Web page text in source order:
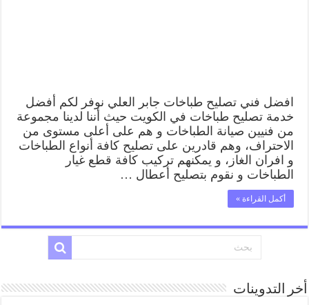
افضل فني تصليح طباخات جابر العلي نوفر لكم أفضل
خدمة تصليح طباخات في الكويت حيث أننا لدينا مجموعة
من فنيين صيانة الطباخات و هم على أعلى مستوى من
الاحتراف، وهم قادرين على تصليح كافة أنواع الطباخات
و افران الغاز، و يمكنهم تركيب كافة قطع غيار
الطباخات و نقوم بتصليح أعطال …
أكمل القراءة »
أخر التدوينات